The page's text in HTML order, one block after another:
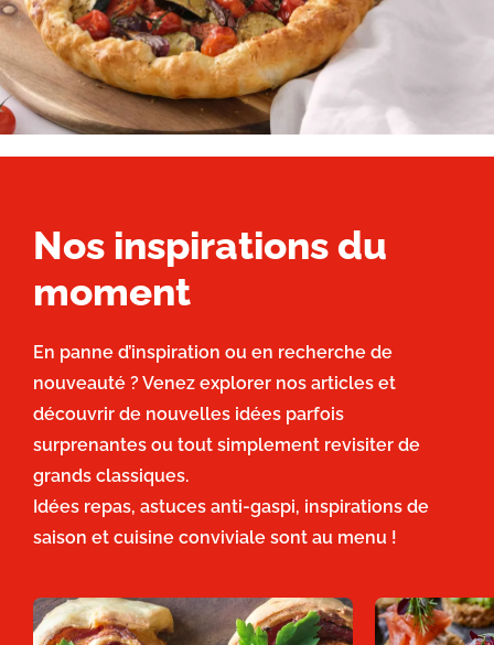
Nos inspirations du
moment
En panne d’inspiration ou en recherche de
nouveauté ? Venez explorer nos articles et
découvrir de nouvelles idées parfois
surprenantes ou tout simplement revisiter de
grands classiques.
Idées repas, astuces anti-gaspi, inspirations de
saison et cuisine conviviale sont au menu !